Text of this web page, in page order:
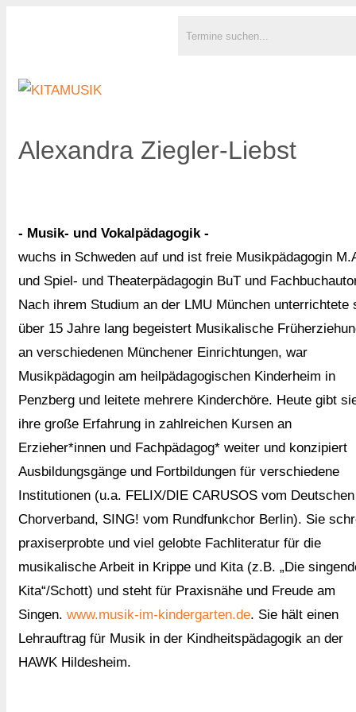
Alexandra Ziegler-Liebst
- Musik- und Vokalpädagogik -
wuchs in Schweden auf und ist freie Musikpädagogin
und Spiel- und Theaterpädagogin BuT und
Nach ihrem Studium an der LMU München unterrichtete
über 15 Jahre lang begeistert Musikalische
an verschiedenen Münchener Einrichtungen, war
Musikpädagogin am heilpädagogischen Kinderheim in
Penzberg und leitete mehrere Kinderchöre. Heute gibt
ihre große Erfahrung in zahlreichen Kursen an
Erzieher*innen und Fachpädagog* weiter und konzipiert
Ausbildungsgänge und Fortbildungen für verschiedene
Institutionen (u.a. FELIX/DIE CARUSOS vom Deutschen
Chorverband, SING! vom Rundfunkchor Berlin). Sie
praxiserprobte und viel gelobte Fachliteratur für die
musikalische Arbeit in Krippe und Kita (z.B. „Die
Kita“/Schott) und steht für Praxisnähe und Freude am
Singen. www.musik-im-kindergarten.de. Sie hält einen
Lehrauftrag für Musik in der Kindheitspädagogik an der
HAWK Hildesheim.